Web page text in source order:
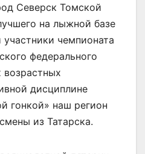
Северск Томской
на лыжной базе
чемпионата
федерального
возрастных
дисциплине
гонкой» наш регион
из Татарска.